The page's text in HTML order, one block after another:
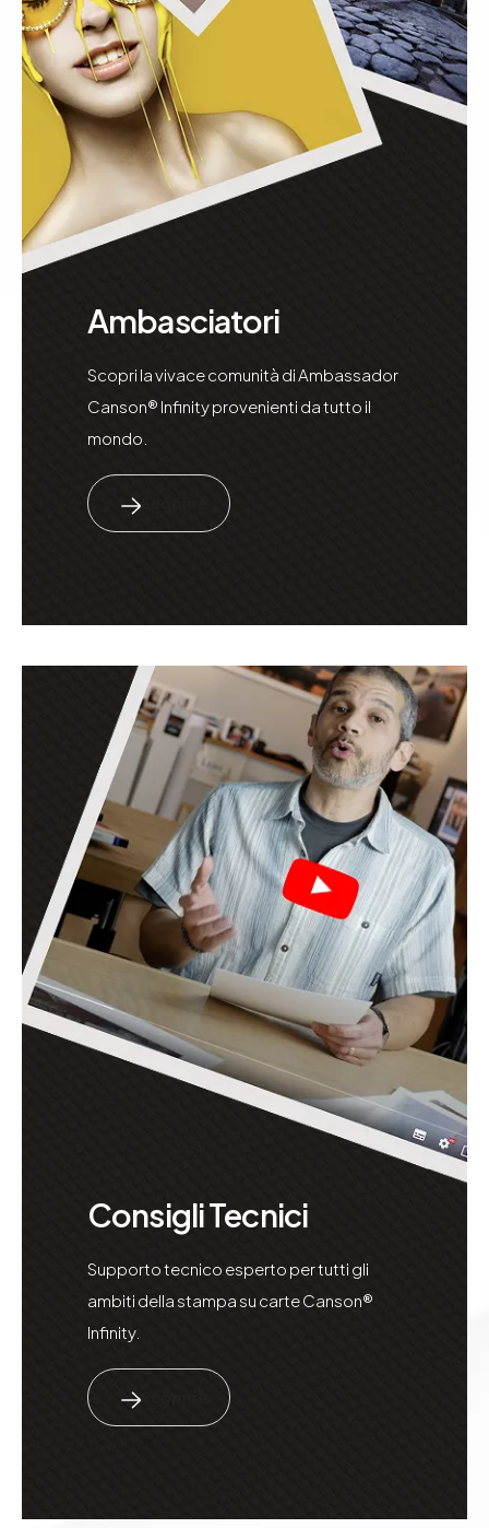
Ambasciatori
Scopri la vivace comunità di Ambassador
Canson® Infinity provenienti da tutto il
mondo.
Consigli Tecnici
Supporto tecnico esperto per tutti gli
ambiti della stampa su carte Canson®
Infinity.